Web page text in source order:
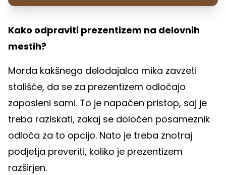
Kako odpraviti prezentizem na delovnih
mestih?
Morda kakšnega delodajalca mika zavzeti
stališče, da se za prezentizem odločajo
zaposleni sami. To je napačen pristop, saj je
treba raziskati, zakaj se določen posameznik
odloča za to opcijo. Nato je treba znotraj
podjetja preveriti, koliko je prezentizem
razširjen.